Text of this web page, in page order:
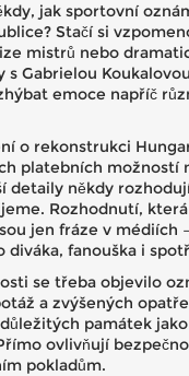
jak sportovní
Stačí si
mistrů nebo
s Gabrielou
emoce napříč
o rekonstrukci
platebních možností
detaily někdy
Rozhodnutí,
jen fráze v médiích
diváka, fanouška i
se třeba objevilo
a zvýšených
památek
ovlivňují
pokladům.